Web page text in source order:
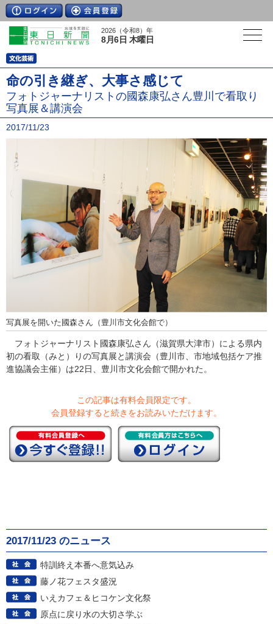
2026（令和8）年
8月6日 木曜日
命の引き継ぎ、大事さ感じて
フォトジャーナリストの國森康弘さん豊川で看取り
写真展＆講演会
2017/11/23
写真展を開いた國森さん（豊川市文化会館で）
フォトジャーナリスト國森康弘さん（滋賀県大津市）による県内
初の看取（みと）りの写真展と講演会（豊川市、市地域包括ケア推
進協議会主催）は22日、豊川市文化会館で開かれた。
この記事は有料会員限定です。
会員登録すると続きをお読みいただけます。
2017/11/23 のニュース
特訓終え本番へ意気込み
藤ノ花フェスタ盛況
いえカフェ＆ヒコケン文化祭
原点に戻り水の大切さ学ぶ